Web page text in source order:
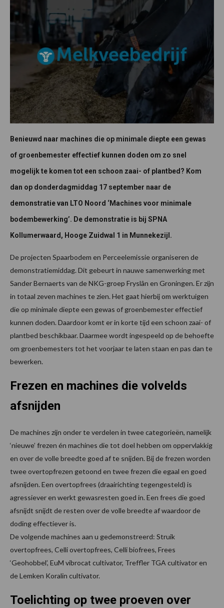
Benieuwd naar machines die op minimale diepte een gewas
of groenbemester effectief kunnen doden om zo snel
mogelijk te komen tot een schoon zaai- of plantbed? Kom
dan op donderdagmiddag 17 september naar de
demonstratie van LTO Noord ‘Machines voor minimale
bodembewerking’. De demonstratie is bij SPNA
Kollumerwaard, Hooge Zuidwal 1 in Munnekezijl.
De projecten Spaarbodem en Perceelemissie organiseren de
demonstratiemiddag. Dit gebeurt in nauwe samenwerking met
Sander Bernaerts van de NKG-groep Fryslân en Groningen. Er zijn
in totaal zeven machines te zien. Het gaat hierbij om werktuigen
die op minimale diepte een gewas of groenbemester effectief
kunnen doden. Daardoor komt er in korte tijd een schoon zaai- of
plantbed beschikbaar. Daarmee wordt ingespeeld op de behoefte
om groenbemesters tot het voorjaar te laten staan en pas dan te
bewerken.
Frezen en machines die volvelds
afsnijden
De machines zijn onder te verdelen in twee categorieën, namelijk
‘nieuwe’ frezen én machines die tot doel hebben om oppervlakkig
en over de volle breedte goed af te snijden. Bij de frezen worden
twee overtopfrezen getoond en twee frezen die egaal en goed
afsnijden. Een overtopfrees (draairichting tegengesteld) is
agressiever en werkt gewasresten goed in. Een frees die goed
afsnijdt snijdt de resten over de volle breedte af waardoor de
doding effectiever is.
De volgende machines aan u gedemonstreerd: Struik
overtopfrees, Celli overtopfrees, Celli biofrees, Frees
‘Geohobbel’, EuM vibrocat cultivator, Treffler TGA cultivator en
de Lemken Koralin cultivator.
Toelichting op twee proeven over